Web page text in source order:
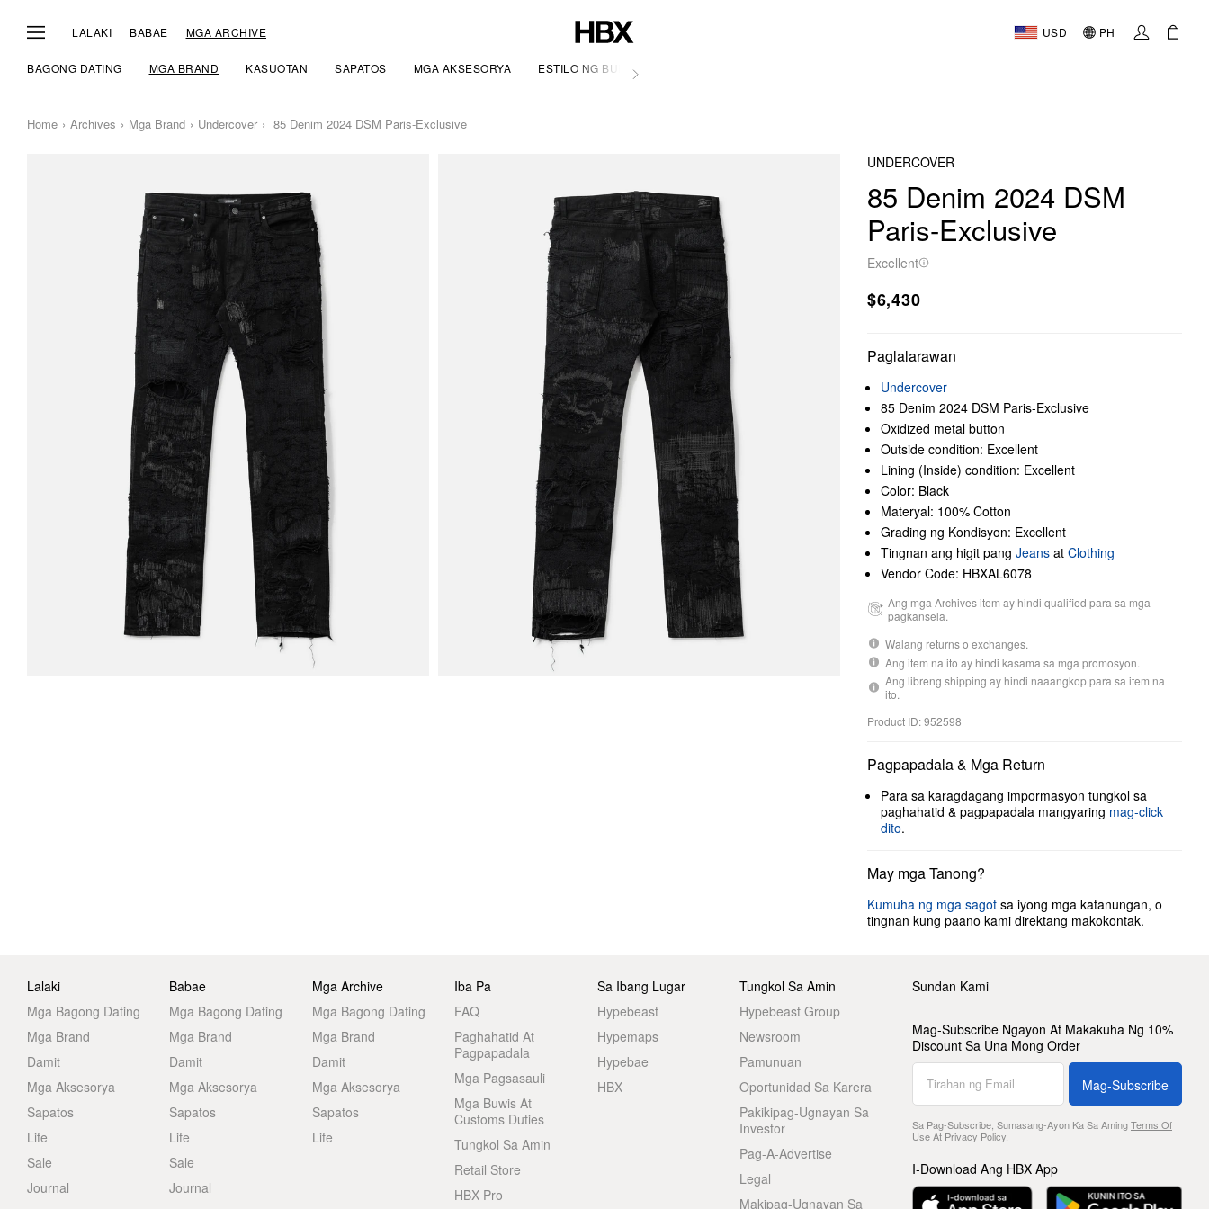
LALAKI BABAE MGA ARCHIVE USD PH
BAGONG DATING MGA BRAND KASUOTAN SAPATOS MGA AKSESORYA ESTILO NG BUHAY
Home Archives Mga Brand Undercover 85 Denim 2024 DSM Paris-Exclusive
UNDERCOVER
85 Denim 2024 DSM
Paris-Exclusive
Excellent
$6,430
Paglalarawan
Undercover
85 Denim 2024 DSM Paris-Exclusive
Oxidized metal button
Outside condition: Excellent
Lining (Inside) condition: Excellent
Color: Black
Materyal: 100% Cotton
Grading ng Kondisyon: Excellent
Tingnan ang higit pang Jeans at Clothing
Vendor Code: HBXAL6078
Ang mga Archives item ay hindi qualified para sa mga
pagkansela.
Walang returns o exchanges.
Ang item na ito ay hindi kasama sa mga promosyon.
Ang libreng shipping ay hindi naaangkop para sa item na
ito.
Product ID: 952598
Pagpapadala & Mga Return
Para sa karagdagang impormasyon tungkol sa
paghahatid & pagpapadala mangyaring mag-click
dito.
May mga Tanong?
Kumuha ng mga sagot sa iyong mga katanungan, o
tingnan kung paano kami direktang makokontak.
Lalaki
Mga Bagong Dating
Mga Brand
Damit
Mga Aksesorya
Sapatos
Life
Sale
Journal
Babae
Mga Bagong Dating
Mga Brand
Damit
Mga Aksesorya
Sapatos
Life
Sale
Journal
Mga Archive
Mga Bagong Dating
Mga Brand
Damit
Mga Aksesorya
Sapatos
Life
Iba Pa
FAQ
Paghahatid At
Pagpapadala
Mga Pagsasauli
Mga Buwis At
Customs Duties
Tungkol Sa Amin
Retail Store
HBX Pro
Sa Ibang Lugar
Hypebeast
Hypemaps
Hypebae
HBX
Tungkol Sa Amin
Hypebeast Group
Newsroom
Pamunuan
Oportunidad Sa Karera
Pakikipag-Ugnayan Sa
Investor
Pag-A-Advertise
Legal
Makipag-Ugnayan Sa
Sundan Kami
Mag-Subscribe Ngayon At Makakuha Ng 10%
Discount Sa Una Mong Order
Mag-Subscribe
Sa Pag-Subscribe, Sumasang-Ayon Ka Sa AmingTerms Of
UseAt Privacy Policy.
I-Download Ang HBX App